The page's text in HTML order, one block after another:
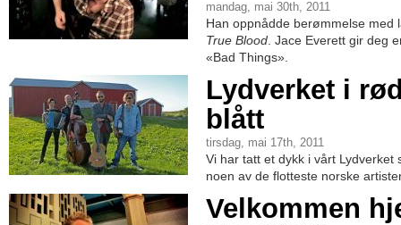
mandag, mai 30th, 2011
Han oppnådde berømmelse med
True Blood . Jace Everett gir deg
«Bad Things».
Lydverket i
blått
tirsdag, mai 17th, 2011
Vi har tatt et dykk i vårt Lydverket
noen av de flotteste norske
Velkommen